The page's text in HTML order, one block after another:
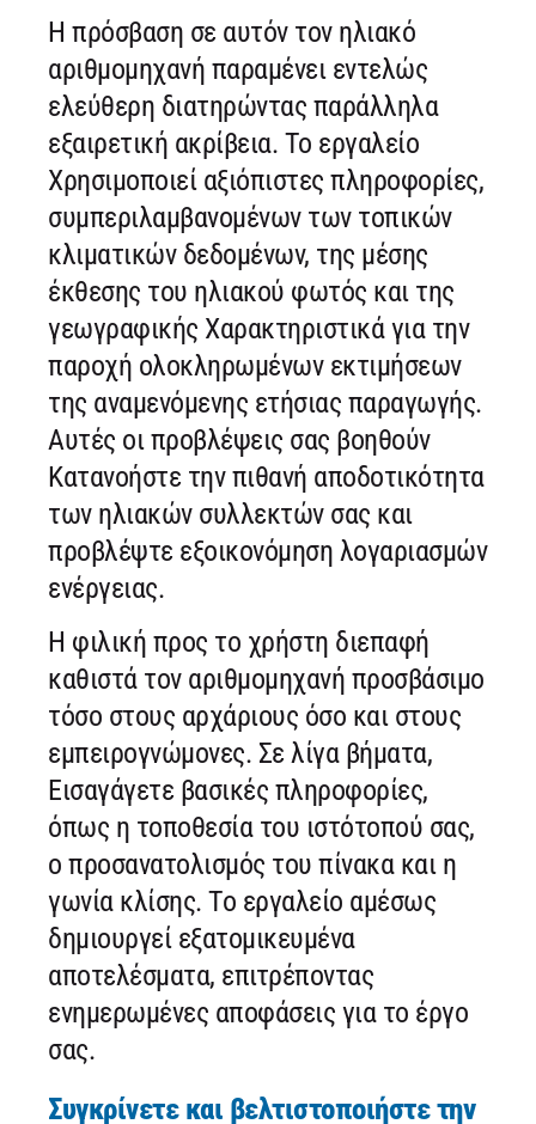
Η πρόσβαση σε αυτόν τον ηλιακό
αριθμομηχανή παραμένει εντελώς
ελεύθερη διατηρώντας παράλληλα
εξαιρετική ακρίβεια. Το εργαλείο
Χρησιμοποιεί αξιόπιστες πληροφορίες,
συμπεριλαμβανομένων των τοπικών
κλιματικών δεδομένων, της μέσης
έκθεσης του ηλιακού φωτός και της
γεωγραφικής Χαρακτηριστικά για την
παροχή ολοκληρωμένων εκτιμήσεων
της αναμενόμενης ετήσιας παραγωγής.
Αυτές οι προβλέψεις σας βοηθούν
Κατανοήστε την πιθανή αποδοτικότητα
των ηλιακών συλλεκτών σας και
προβλέψτε εξοικονόμηση λογαριασμών
ενέργειας.
Η φιλική προς το χρήστη διεπαφή
καθιστά τον αριθμομηχανή προσβάσιμο
τόσο στους αρχάριους όσο και στους
εμπειρογνώμονες. Σε λίγα βήματα,
Εισαγάγετε βασικές πληροφορίες,
όπως η τοποθεσία του ιστότοπού σας,
ο προσανατολισμός του πίνακα και η
γωνία κλίσης. Το εργαλείο αμέσως
δημιουργεί εξατομικευμένα
αποτελέσματα, επιτρέποντας
ενημερωμένες αποφάσεις για το έργο
σας.
Συγκρίνετε και βελτιστοποιήστε την